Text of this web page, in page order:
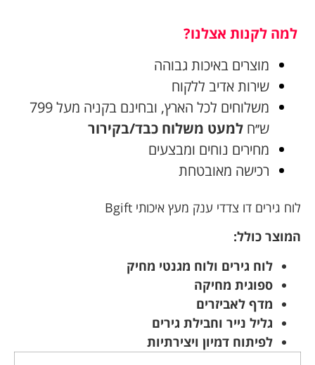
למה לקנות אצלנו?
מוצרים באיכות גבוהה
שירות אדיב ללקוח
משלוחים לכל הארץ, ובחינם בקניה מעל 799
ש׳׳ח למעט משלוח כבד/בקירור
מחירים נוחים ומבצעים
רכישה מאובטחת
לוח גירים דו צדדי ענק מעץ איכותי Bgift
המוצר כולל:
לוח גירים ולוח מגנטי מחיק
ספוגית מחיקה
מדף לאביזרים
גליל נייר וחבילת גירים
לפיתוח דמיון ויצירתיות